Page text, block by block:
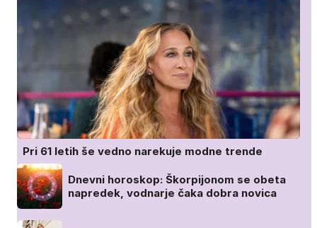
Pri 61 letih še vedno narekuje modne trende
Dnevni horoskop: Škorpijonom se obeta
napredek, vodnarje čaka dobra novica